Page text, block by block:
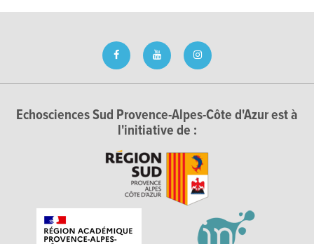
Echosciences Sud Provence-Alpes-Côte d'Azur est à
l'initiative de :